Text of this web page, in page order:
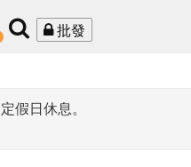
批發
假日休息。